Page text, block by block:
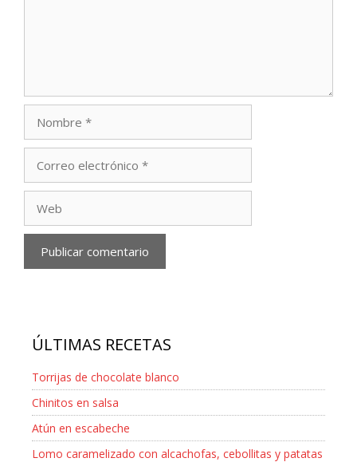
electrónico
ÚLTIMAS RECETAS
Torrijas de chocolate blanco
Chinitos en salsa
Atún en escabeche
Lomo caramelizado con alcachofas, cebollitas y patatas